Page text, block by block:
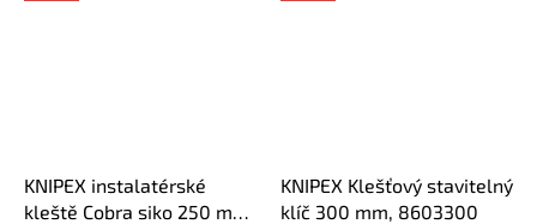
KNIPEX instalatérské
kleště Cobra siko 250 mm,
KNIPEX Klešťový stavitelný
klíč 300 mm, 8603300